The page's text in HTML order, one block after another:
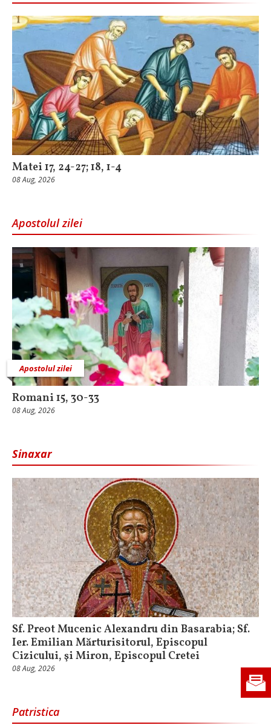
Matei 17, 24-27; 18, 1-4
08 Aug, 2026
Apostolul zilei
Apostolul zilei
Romani 15, 30-33
08 Aug, 2026
Sinaxar
Sf. Preot Mucenic Alexandru din Basarabia; Sf.
Ier. Emilian Mărturisitorul, Episcopul
Cizicului, şi Miron, Episcopul Cretei
08 Aug, 2026
Patristica